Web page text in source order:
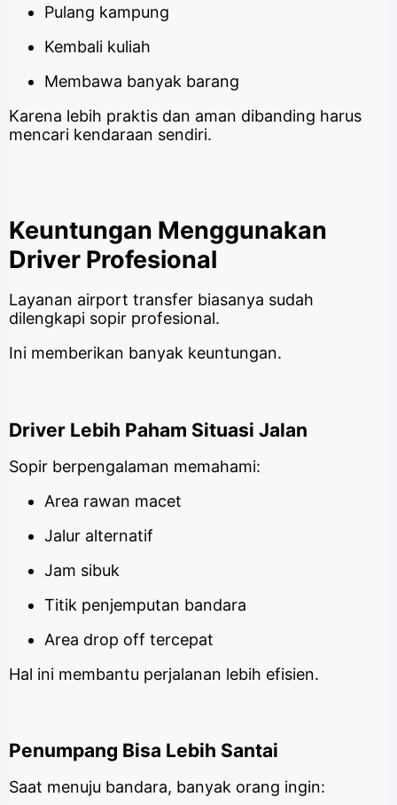
Pulang kampung
Kembali kuliah
Membawa banyak barang
Karena lebih praktis dan aman dibanding harus
mencari kendaraan sendiri.
Keuntungan Menggunakan
Driver Profesional
Layanan airport transfer biasanya sudah
dilengkapi sopir profesional.
Ini memberikan banyak keuntungan.
Driver Lebih Paham Situasi Jalan
Sopir berpengalaman memahami:
Area rawan macet
Jalur alternatif
Jam sibuk
Titik penjemputan bandara
Area drop off tercepat
Hal ini membantu perjalanan lebih efisien.
Penumpang Bisa Lebih Santai
Saat menuju bandara, banyak orang ingin: